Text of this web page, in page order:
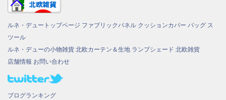
ルネ・デュートップページ ファブリックパネル クッションカバー バッグ ス
ツール
ルネ・デューの小物雑貨 北欧カーテン＆生地 ランプシェード 北欧雑貨
店舗情報 お問い合わせ
ブログランキング